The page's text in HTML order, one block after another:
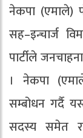
नेकपा (एमाले)
सह–इन्चार्ज
पार्टीले
। नेकपा
सम्बोधन गर्दै
सदस्य समेत